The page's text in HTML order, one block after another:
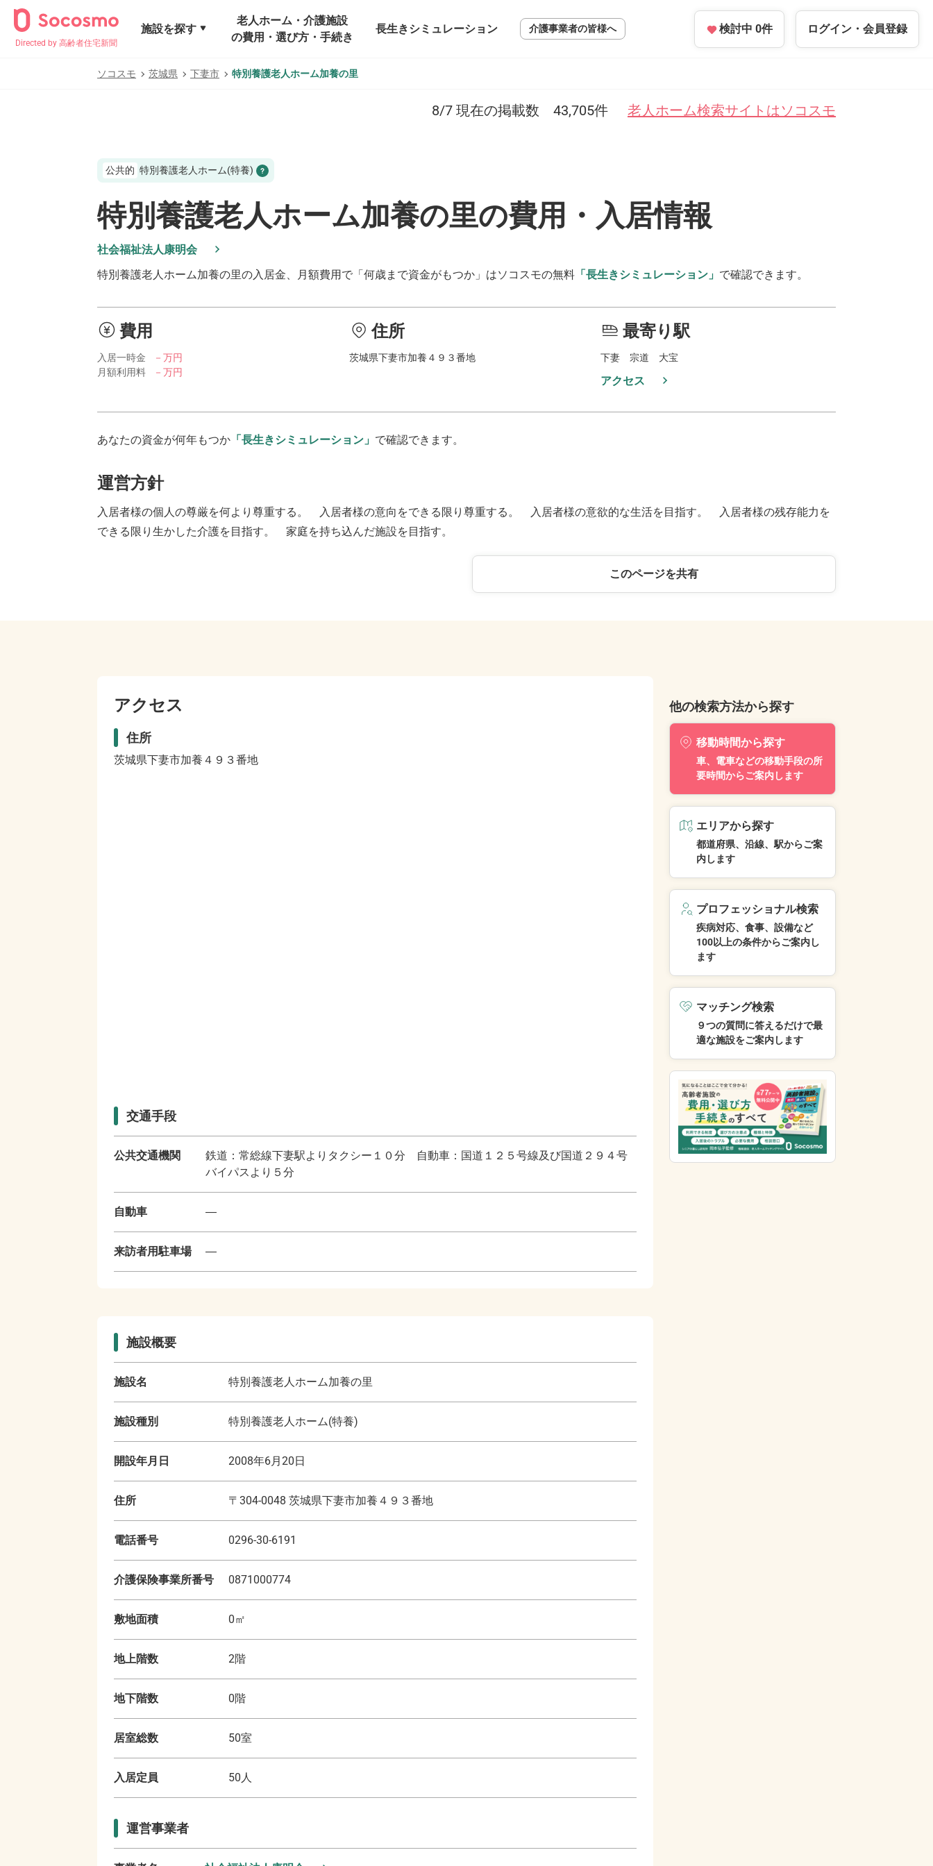
Directed by 高齢者住宅新聞
施設を探す
老人ホーム・介護施設
の費用・選び方・手続き
長生きシミュレーション 介護事業者の皆様へ 検討中 0件 ログイン・ 会員登録
ソコスモ 茨城県 下妻市 特別養護老人ホーム加養の里
8/7 現在の掲載数 43,705件 老人ホーム検索サイトはソコスモ
公共的 特別養護老人ホーム(特養)
特別養護老人ホーム加養の里の費用・入居情報
社会福祉法人康明会
特別養護老人ホーム加養の里の入居金、月額費用で「何歳まで資金がもつか」はソコスモの無料 「長生きシミュレーション」 で確認できます。
費用
入居一時金
－万円
月額利用料
－万円
住所
茨城県下妻市加養４９３番地
最寄り駅
下妻 宗道 大宝
アクセス
あなたの資金が何年もつか 「長生きシミュレーション」 で確認できます。
運営方針
入居者様の個人の尊厳を何より尊重する。 入居者様の意向をできる限り尊重する。 入居者様の意欲的な生活を目指す。 入居者様の残存能力を
できる限り生かした介護を目指す。 家庭を持ち込んだ施設を目指す。
このページを共有
アクセス
住所
茨城県下妻市加養４９３番地
交通手段
公共交通機関
鉄道：常総線下妻駅よりタクシー１０分 自動車：国道１２５号線及び国道２９４号
バイパスより５分
自動車 ―
来訪者用駐車場 ―
施設概要
施設名 特別養護老人ホーム加養の里
施設種別 特別養護老人ホーム(特養)
開設年月日 2008年6月20日
住所 〒 304-0048 茨城県下妻市加養４９３番地
電話番号 0296-30-6191
介護保険事業所番号 0871000774
敷地面積 0㎡
地上階数 2階
地下階数 0階
居室総数 50室
入居定員 50人
運営事業者
他の検索方法から探す
移動時間から探す
車、電車などの移動手段の所
要時間からご案内します
エリアから探す
都道府県、沿線、駅からご案
内します
プロフェッショナル検索
疾病対応、食事、設備など
100以上の条件からご案内し
ます
マッチング検索
９つの質問に答えるだけで最
適な施設をご案内します